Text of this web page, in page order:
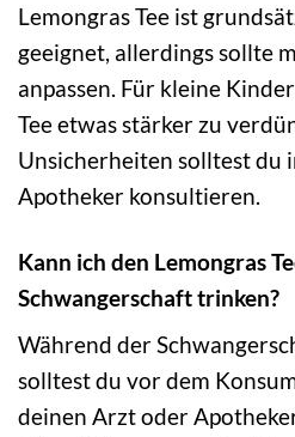
Lemongras Tee ist
geeignet, allerdings sollte
anpassen. Für kleine
Tee etwas stärker zu
Unsicherheiten solltest du
Apotheker konsultieren.
Kann ich den Lemongras
Schwangerschaft trinken?
Während der
solltest du vor dem
deinen Arzt oder